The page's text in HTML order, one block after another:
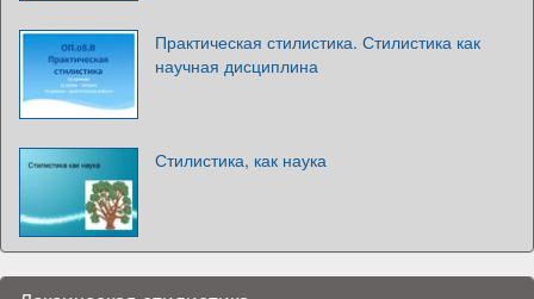
Практическая стилистика. Стилистика как
научная дисциплина
Стилистика, как наука